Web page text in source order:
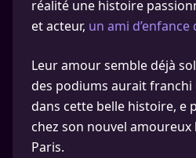
réalité une histoire
et acteur, un ami
Leur amour semble déjà
des podiums aurait franchi
dans cette belle histoire, e
chez son nouvel amoureux
Paris.